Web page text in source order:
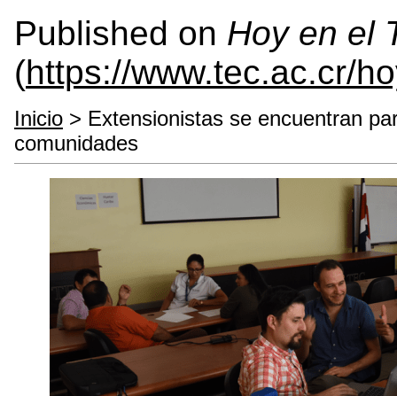
Published on Hoy en el
(https://www.tec.ac.cr/
Inicio > Extensionistas se encuentran
comunidades